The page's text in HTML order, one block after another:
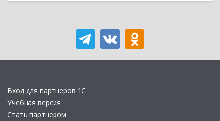
Вход для партнеров 1С
Учебная версия
Стать партнером